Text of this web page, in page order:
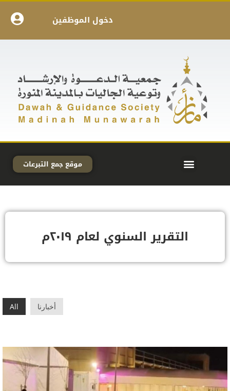
دخول الموظفين
موقع جمع التبرعات
التقرير السنوي لعام ٢٠١٩م
All أخبارنا